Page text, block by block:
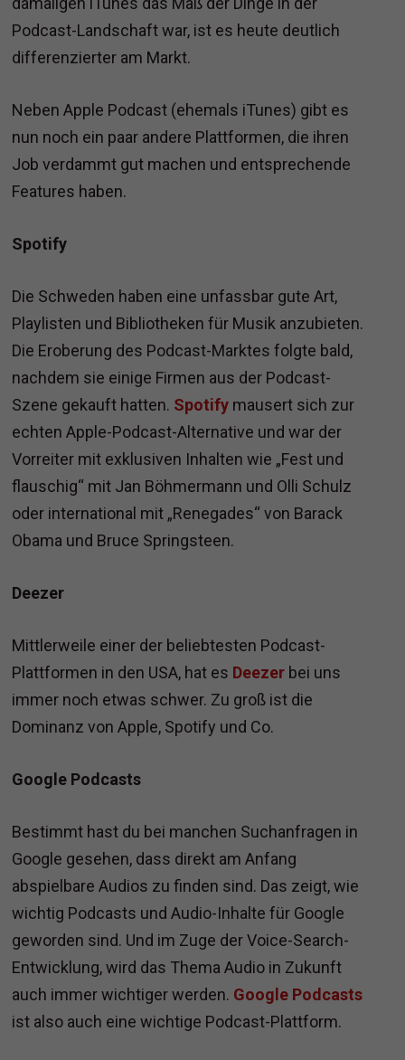
Podcast-Landschaft war, ist es heute deutlich
differenzierter am Markt.
Neben Apple Podcast (ehemals iTunes) gibt es
nun noch ein paar andere Plattformen, die ihren
Job verdammt gut machen und entsprechende
Features haben.
Spotify
Die Schweden haben eine unfassbar gute Art,
Playlisten und Bibliotheken für Musik anzubieten.
Die Eroberung des Podcast-Marktes folgte bald,
nachdem sie einige Firmen aus der Podcast-
Szene gekauft hatten. Spotify mausert sich zur
echten Apple-Podcast-Alternative und war der
Vorreiter mit exklusiven Inhalten wie „Fest und
flauschig“ mit Jan Böhmermann und Olli Schulz
oder international mit „Renegades“ von Barack
Obama und Bruce Springsteen.
Deezer
Mittlerweile einer der beliebtesten Podcast-
Plattformen in den USA, hat es Deezer bei uns
immer noch etwas schwer. Zu groß ist die
Dominanz von Apple, Spotify und Co.
Google Podcasts
Bestimmt hast du bei manchen Suchanfragen in
Google gesehen, dass direkt am Anfang
abspielbare Audios zu finden sind. Das zeigt, wie
wichtig Podcasts und Audio-Inhalte für Google
geworden sind. Und im Zuge der Voice-Search-
Entwicklung, wird das Thema Audio in Zukunft
auch immer wichtiger werden. Google Podcasts
ist also auch eine wichtige Podcast-Plattform.